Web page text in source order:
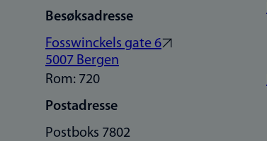
Besøksadresse
Fosswinckels gate 6
5007 Bergen
Rom: 720
Postadresse
Postboks 7802